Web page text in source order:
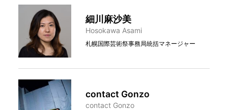
細川麻沙美
Hosokawa Asami
札幌国際芸術祭事務局統括マネージャー
contact Gonzo
contact Gonzo